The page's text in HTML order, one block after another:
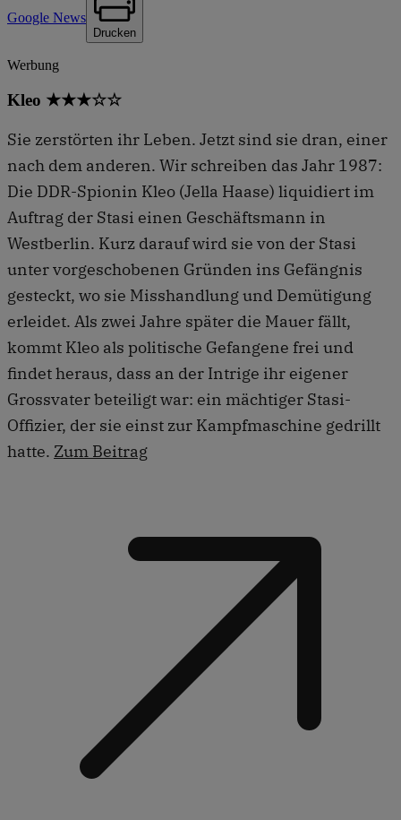
Google News
Drucken
Werbung
Kleo ★★★☆☆
Sie zerstörten ihr Leben. Jetzt sind sie dran, einer
nach dem anderen. Wir schreiben das Jahr 1987:
Die DDR-Spionin Kleo (Jella Haase) liquidiert im
Auftrag der Stasi einen Geschäftsmann in
Westberlin. Kurz darauf wird sie von der Stasi
unter vorgeschobenen Gründen ins Gefängnis
gesteckt, wo sie Misshandlung und Demütigung
erleidet. Als zwei Jahre später die Mauer fällt,
kommt Kleo als politische Gefangene frei und
findet heraus, dass an der Intrige ihr eigener
Grossvater beteiligt war: ein mächtiger Stasi-
Offizier, der sie einst zur Kampfmaschine gedrillt
hatte. Zum Beitrag